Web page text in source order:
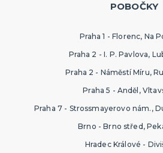
POBOČKY
Praha 1 - Florenc, Na
Praha 2 - I. P. Pavlova,
Praha 2 - Náměstí Míru,
Praha 5 - Anděl,
Praha 7 - Strossmayerovo nám.,
Brno - Brno střed,
Hradec Králové -